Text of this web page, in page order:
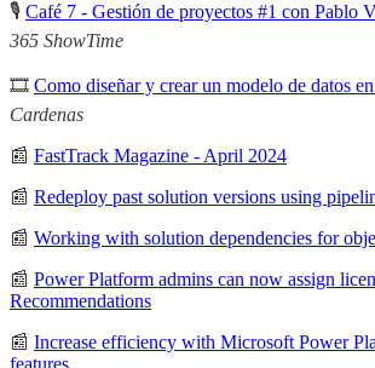
🎙 Café 7 - Gestión de proyectos #1 con Pablo
365 ShowTime
🎞 Como diseñar y crear un modelo de datos
Cardenas
📰 FastTrack Magazine - April 2024
📰 Redeploy past solution versions using
📰 Working with solution dependencies for
📰 Power Platform admins can now assign
Recommendations
📰 Increase efficiency with Microsoft Power
features